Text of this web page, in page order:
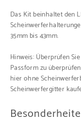
Das Kit beinhaltet den
35mm bis 43mm.
Hinweis: Überprüfen
Passform zu
hier ohne
Scheinwerfergitter